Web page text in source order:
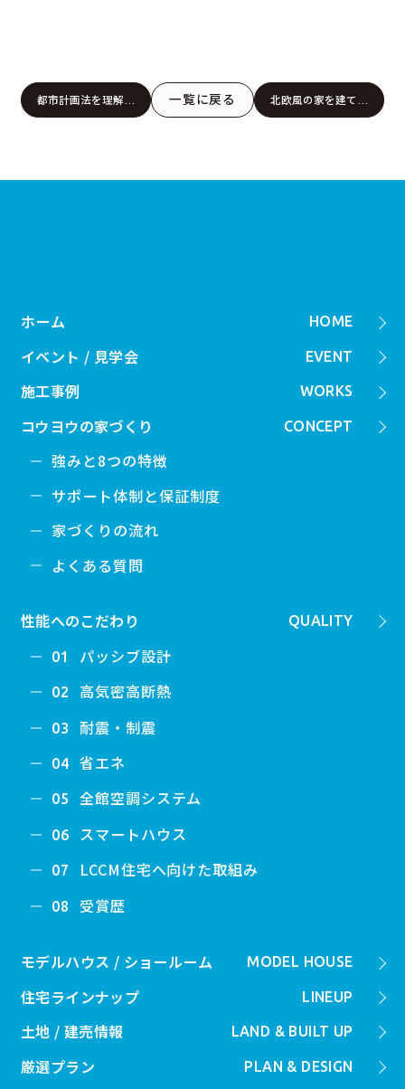
都市計画法を理解し
て理想の土地を選ぶ
一覧に戻る
北欧風の家を建てる
コツとおしゃれな外
HOME
ホーム
EVENT
イベント / 見学会
WORKS
施工事例
CONCEPT
コウヨウの家づくり
強みと8つの特徴
サポート体制と保証制度
家づくりの流れ
よくある質問
QUALITY
性能へのこだわり
01 パッシブ設計
02 高気密高断熱
03 耐震・制震
04 省エネ
05 全館空調システム
06 スマートハウス
07 LCCM住宅へ向けた取組み
08 受賞歴
MODEL HOUSE
モデルハウス / ショールーム
LINEUP
住宅ラインナップ
LAND & BUILT UP
土地 / 建売情報
PLAN & DESIGN
厳選プラン